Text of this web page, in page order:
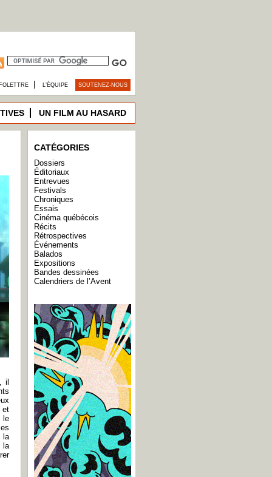
L’ÉQUIPE SOUTENEZ-NOUS
UN FILM AU HASARD
il
et
le
la
la
CATÉGORIES
Dossiers
Éditoriaux
Entrevues
Festivals
Chroniques
Essais
Cinéma québécois
Récits
Rétrospectives
Événements
Balados
Expositions
Bandes dessinées
Calendriers de l’Avent